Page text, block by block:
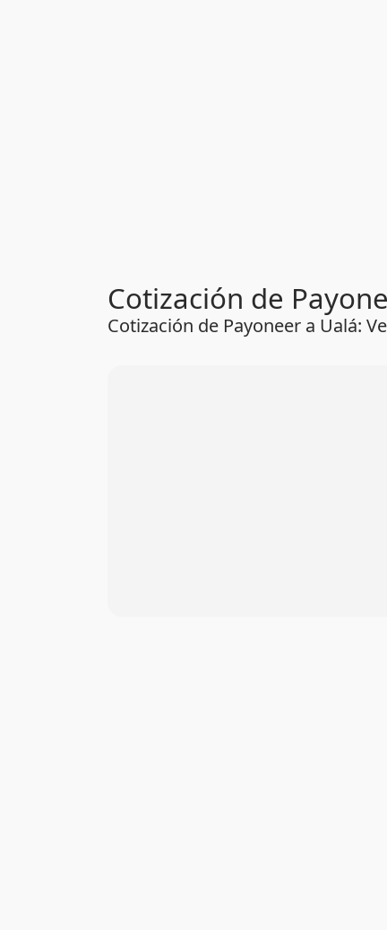
Cotización de
Cotización de Payoneer a Ualá: